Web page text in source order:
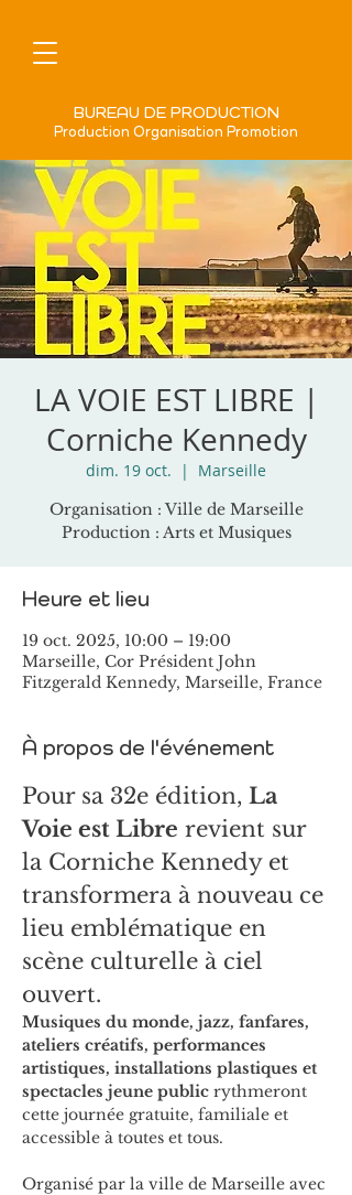
BUREAU DE PRODUCTION
Production Organisation Promotion
LA VOIE EST LIBRE |
Corniche Kennedy
dim. 19 oct.
  |
Marseille
Organisation : Ville de Marseille
Production : Arts et Musiques
Heure et lieu
19 oct. 2025, 10:00 – 19:00
Marseille, Cor Président John
Fitzgerald Kennedy, Marseille, France
À propos de l'événement
Pour sa 32e édition, La
Voie est Libre revient sur
la Corniche Kennedy et
transformera à nouveau ce
lieu emblématique en
scène culturelle à ciel
ouvert.
Musiques du monde, jazz, fanfares,
ateliers créatifs, performances
artistiques, installations plastiques et
spectacles jeune public rythmeront
cette journée gratuite, familiale et
accessible à toutes et tous.
Organisé par la ville de Marseille avec